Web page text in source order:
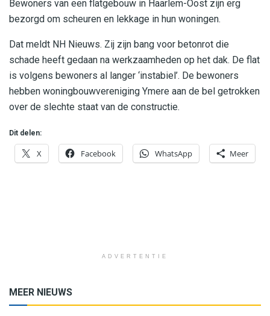
Bewoners van een flatgebouw in Haarlem-Oost zijn erg
bezorgd om scheuren en lekkage in hun woningen.
Dat meldt NH Nieuws. Zij zijn bang voor betonrot die
schade heeft gedaan na werkzaamheden op het dak. De flat
is volgens bewoners al langer ‘instabiel’. De bewoners
hebben woningbouwvereniging Ymere aan de bel getrokken
over de slechte staat van de constructie.
Dit delen:
X Facebook WhatsApp Meer
ADVERTENTIE
MEER NIEUWS